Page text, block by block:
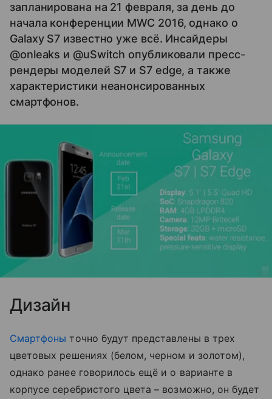
запланирована на 21 февраля, за день до
начала конференции MWC 2016, однако о
Galaxy S7 известно уже всё. Инсайдеры
@onleaks и @uSwitch опубликовали пресс-
рендеры моделей S7 и S7 edge, а также
характеристики неанонсированных
смартфонов.
Дизайн
Смартфоны точно будут представлены в трех
цветовых решениях (белом, черном и золотом),
однако ранее говорилось ещё и о варианте в
корпусе серебристого цвета – возможно, он будет